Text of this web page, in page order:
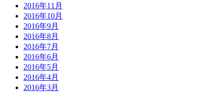
2016年11月
2016年10月
2016年9月
2016年8月
2016年7月
2016年6月
2016年5月
2016年4月
2016年3月